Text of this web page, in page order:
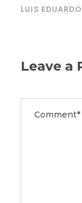
LUIS
Leave a